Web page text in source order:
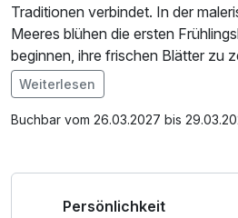
Traditionen verbindet. In der
Meeres blühen die ersten
beginnen, ihre frischen Blätter zu
Wellen des Wassers laden zu
Spaziergängen am Ufer ein,
die wärmenden Sonnenstrahlen
geeignet sind. Ostermärkte bieten
Im Angebot enthalten
1 Flasche Mineralwasser,
nach check out
Weiterlesen
Buchbar vom 26.03.2027 bis
Persönlichkeit